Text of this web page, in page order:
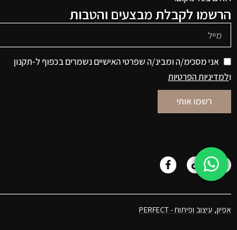
הרשמו לקבלת מבצעים והטבות
אני מסכימ/ה ומבינ/ה שפרטי האישיים נשמרים בכפוף ל-תקנון
ולמדיניות הפרטיות
רשמו אותי
אפיון, עיצוב ופיתוח - PERFECT